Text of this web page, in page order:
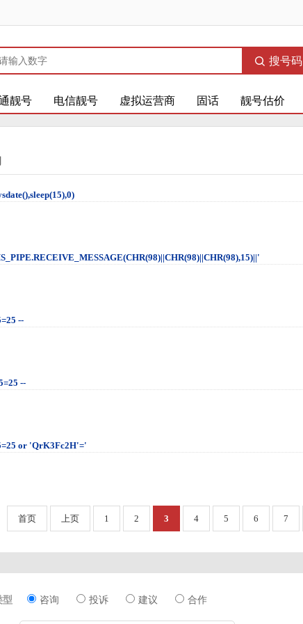
搜号码
靓号 电信靓号 虚拟运营商 固话 靓号估价
--
--
or 'QrK3Fc2H'='
首页 上页 1 2 3 4 5 6 7
型 咨询 投诉 建议 合作